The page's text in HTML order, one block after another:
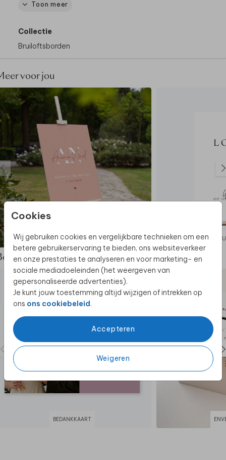
Cookies
Wij gebruiken cookies en vergelijkbare technieken om een
betere gebruikerservaring te bieden, ons websiteverkeer
en onze prestaties te analyseren en voor marketing- en
sociale mediadoeleinden (het weergeven van
gepersonaliseerde advertenties).
Je kunt jouw toestemming altijd wijzigen of intrekken op
ons ons cookiebeleid.
Accepteren
Weigeren
Productspecificaties
buiten)
Dikte Forex:
Let op:
De hele collectie bekijken? Je vindtalle
bruiloftsborden
Ontdek alle beschikbare materialen voor de
bruiloftsborden.
Dit welkomstbord maakt deel uit vaneen complete
set in deze stijl.
Toon meer
Collectie
Bruiloftsborden
voor jou
BRUILOFTSBORD
de complete set
BEDANKKAART